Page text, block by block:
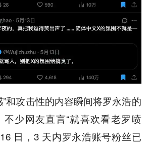
和攻击性的内容瞬间将罗永浩的
不少网友直言“就喜欢看老罗喷
日，3 天内罗永浩账号粉丝已